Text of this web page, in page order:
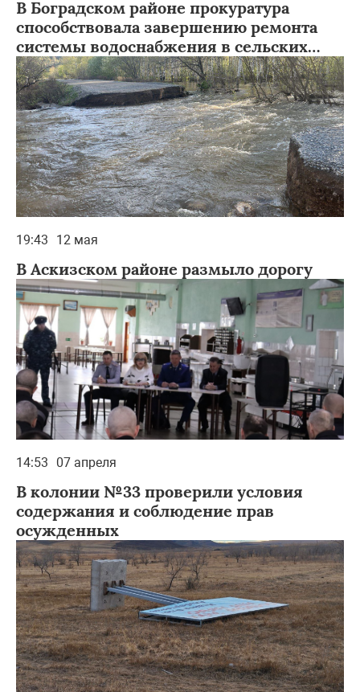
В Боградском районе прокуратура
способствовала завершению ремонта
системы водоснабжения в сельских
поселениях
19:43 12 мая
В Аскизском районе размыло дорогу
14:53 07 апреля
В колонии №33 проверили условия
содержания и соблюдение прав
осужденных